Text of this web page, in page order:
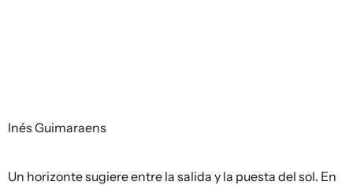
Inés Guimaraens
Un horizonte sugiere entre la salida y la puesta del sol. En